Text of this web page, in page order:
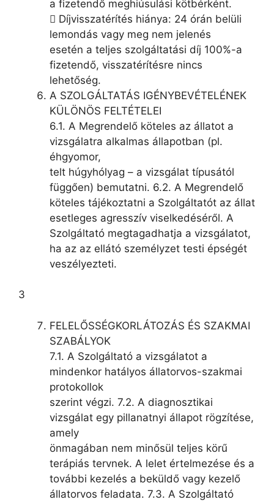
a fizetendő meghiúsulási kötbérként.
 Díjvisszatérítés hiánya: 24 órán belüli
lemondás vagy meg nem jelenés
esetén a teljes szolgáltatási díj 100%-a
fizetendő, visszatérítésre nincs
lehetőség.
A SZOLGÁLTATÁS IGÉNYBEVÉTELÉNEK
KÜLÖNÖS FELTÉTELEI
6.1. A Megrendelő köteles az állatot a
vizsgálatra alkalmas állapotban (pl.
éhgyomor,
telt húgyhólyag – a vizsgálat típusától
függően) bemutatni. 6.2. A Megrendelő
köteles tájékoztatni a Szolgáltatót az állat
esetleges agresszív viselkedéséről. A
Szolgáltató megtagadhatja a vizsgálatot,
ha az az ellátó személyzet testi épségét
veszélyezteti.
3
FELELŐSSÉGKORLÁTOZÁS ÉS SZAKMAI
SZABÁLYOK
7.1. A Szolgáltató a vizsgálatot a
mindenkor hatályos állatorvos-szakmai
protokollok
szerint végzi. 7.2. A diagnosztikai
vizsgálat egy pillanatnyi állapot rögzítése,
amely
önmagában nem minősül teljes körű
terápiás tervnek. A lelet értelmezése és a
további kezelés a beküldő vagy kezelő
állatorvos feladata. 7.3. A Szolgáltató